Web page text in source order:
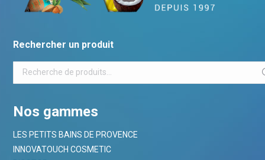
Rechercher un produit
Nos gammes
LES PETITS BAINS DE PROVENCE
INNOVATOUCH COSMETIC